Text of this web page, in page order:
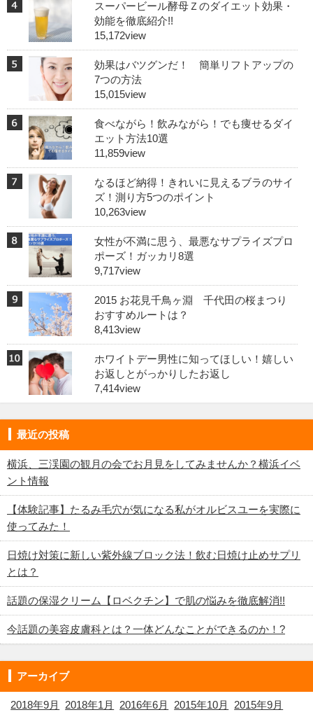
スーパービール酵母Ｚのダイエット効果・
効能を徹底紹介!!
15,172view
効果はバツグンだ！ 簡単リフトアップの
7つの方法
15,015view
食べながら！飲みながら！でも痩せるダイ
エット方法10選
11,859view
なるほど納得！きれいに見えるブラのサイ
ズ！測り方5つのポイント
10,263view
女性が不満に思う、最悪なサプライズプロ
ポーズ！ガッカリ8選
9,717view
2015 お花見千鳥ヶ淵 千代田の桜まつり
おすすめルートは？
8,413view
ホワイトデー男性に知ってほしい！嬉しい
お返しとがっかりしたお返し
7,414view
最近の投稿
横浜、三渓園の観月の会でお月見をしてみませんか？横浜イベ
ント情報
【体験記事】たるみ毛穴が気になる私がオルビスユーを実際に
使ってみた！
日焼け対策に新しい紫外線ブロック法！飲む日焼け止めサプリ
とは？
話題の保湿クリーム【ロベクチン】で肌の悩みを徹底解消!!
今話題の美容皮膚科とは？一体どんなことができるのか！?
アーカイブ
2018年9月 2018年1月 2016年6月 2015年10月
2015年9月